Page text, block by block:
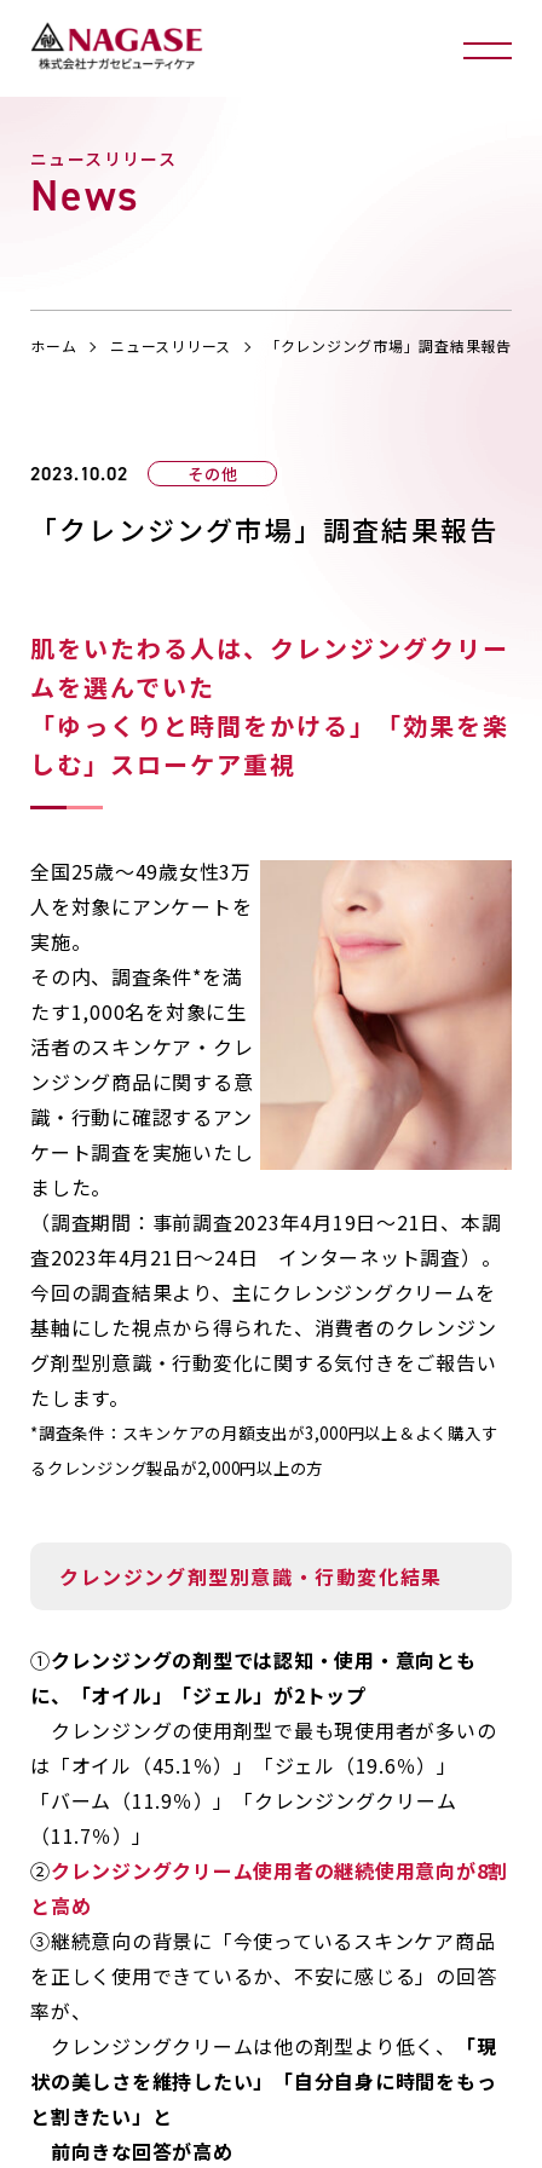
ニュースリリース
News
ホーム ニュースリリース 「クレンジング市場」調査結果報告
2023.10.02 その他
「クレンジング市場」調査結果報告
肌をいたわる人は、クレンジングクリー
ムを選んでいた
「ゆっくりと時間をかける」「効果を楽
しむ」スローケア重視
全国25歳～49歳女性3万
人を対象にアンケートを
実施。
その内、調査条件*を満
たす1,000名を対象に生
活者のスキンケア・クレ
ンジング商品に関する意
識・行動に確認するアン
ケート調査を実施いたし
ました。
（調査期間：事前調査2023年4月19日～21日、本調
査2023年4月21日～24日 インターネット調査）。
今回の調査結果より、主にクレンジングクリームを
基軸にした視点から得られた、消費者のクレンジン
グ剤型別意識・行動変化に関する気付きをご報告い
たします。
*調査条件：スキンケアの月額支出が3,000円以上＆よく購入す
るクレンジング製品が2,000円以上の方
クレンジング剤型別意識・行動変化結果
①クレンジングの剤型では認知・使用・意向とも
に、「オイル」「ジェル」が2トップ
クレンジングの使用剤型で最も現使用者が多いの
は「オイル（45.1％）」「ジェル（19.6％）」
「バーム（11.9％）」「クレンジングクリーム
（11.7％）」
②クレンジングクリーム使用者の継続使用意向が8割
と高め
③継続意向の背景に「今使っているスキンケア商品
を正しく使用できているか、不安に感じる」の回答
率が、
クレンジングクリームは他の剤型より低く、
「現
状の美しさを維持したい」「自分自身に時間をもっ
と割きたい」と
前向きな回答が高め